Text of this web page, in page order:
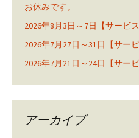
お休みです。
2026年8月3日～7日【サービ
2026年7月27日～31日【サー
2026年7月21日～24日【サー
アーカイブ